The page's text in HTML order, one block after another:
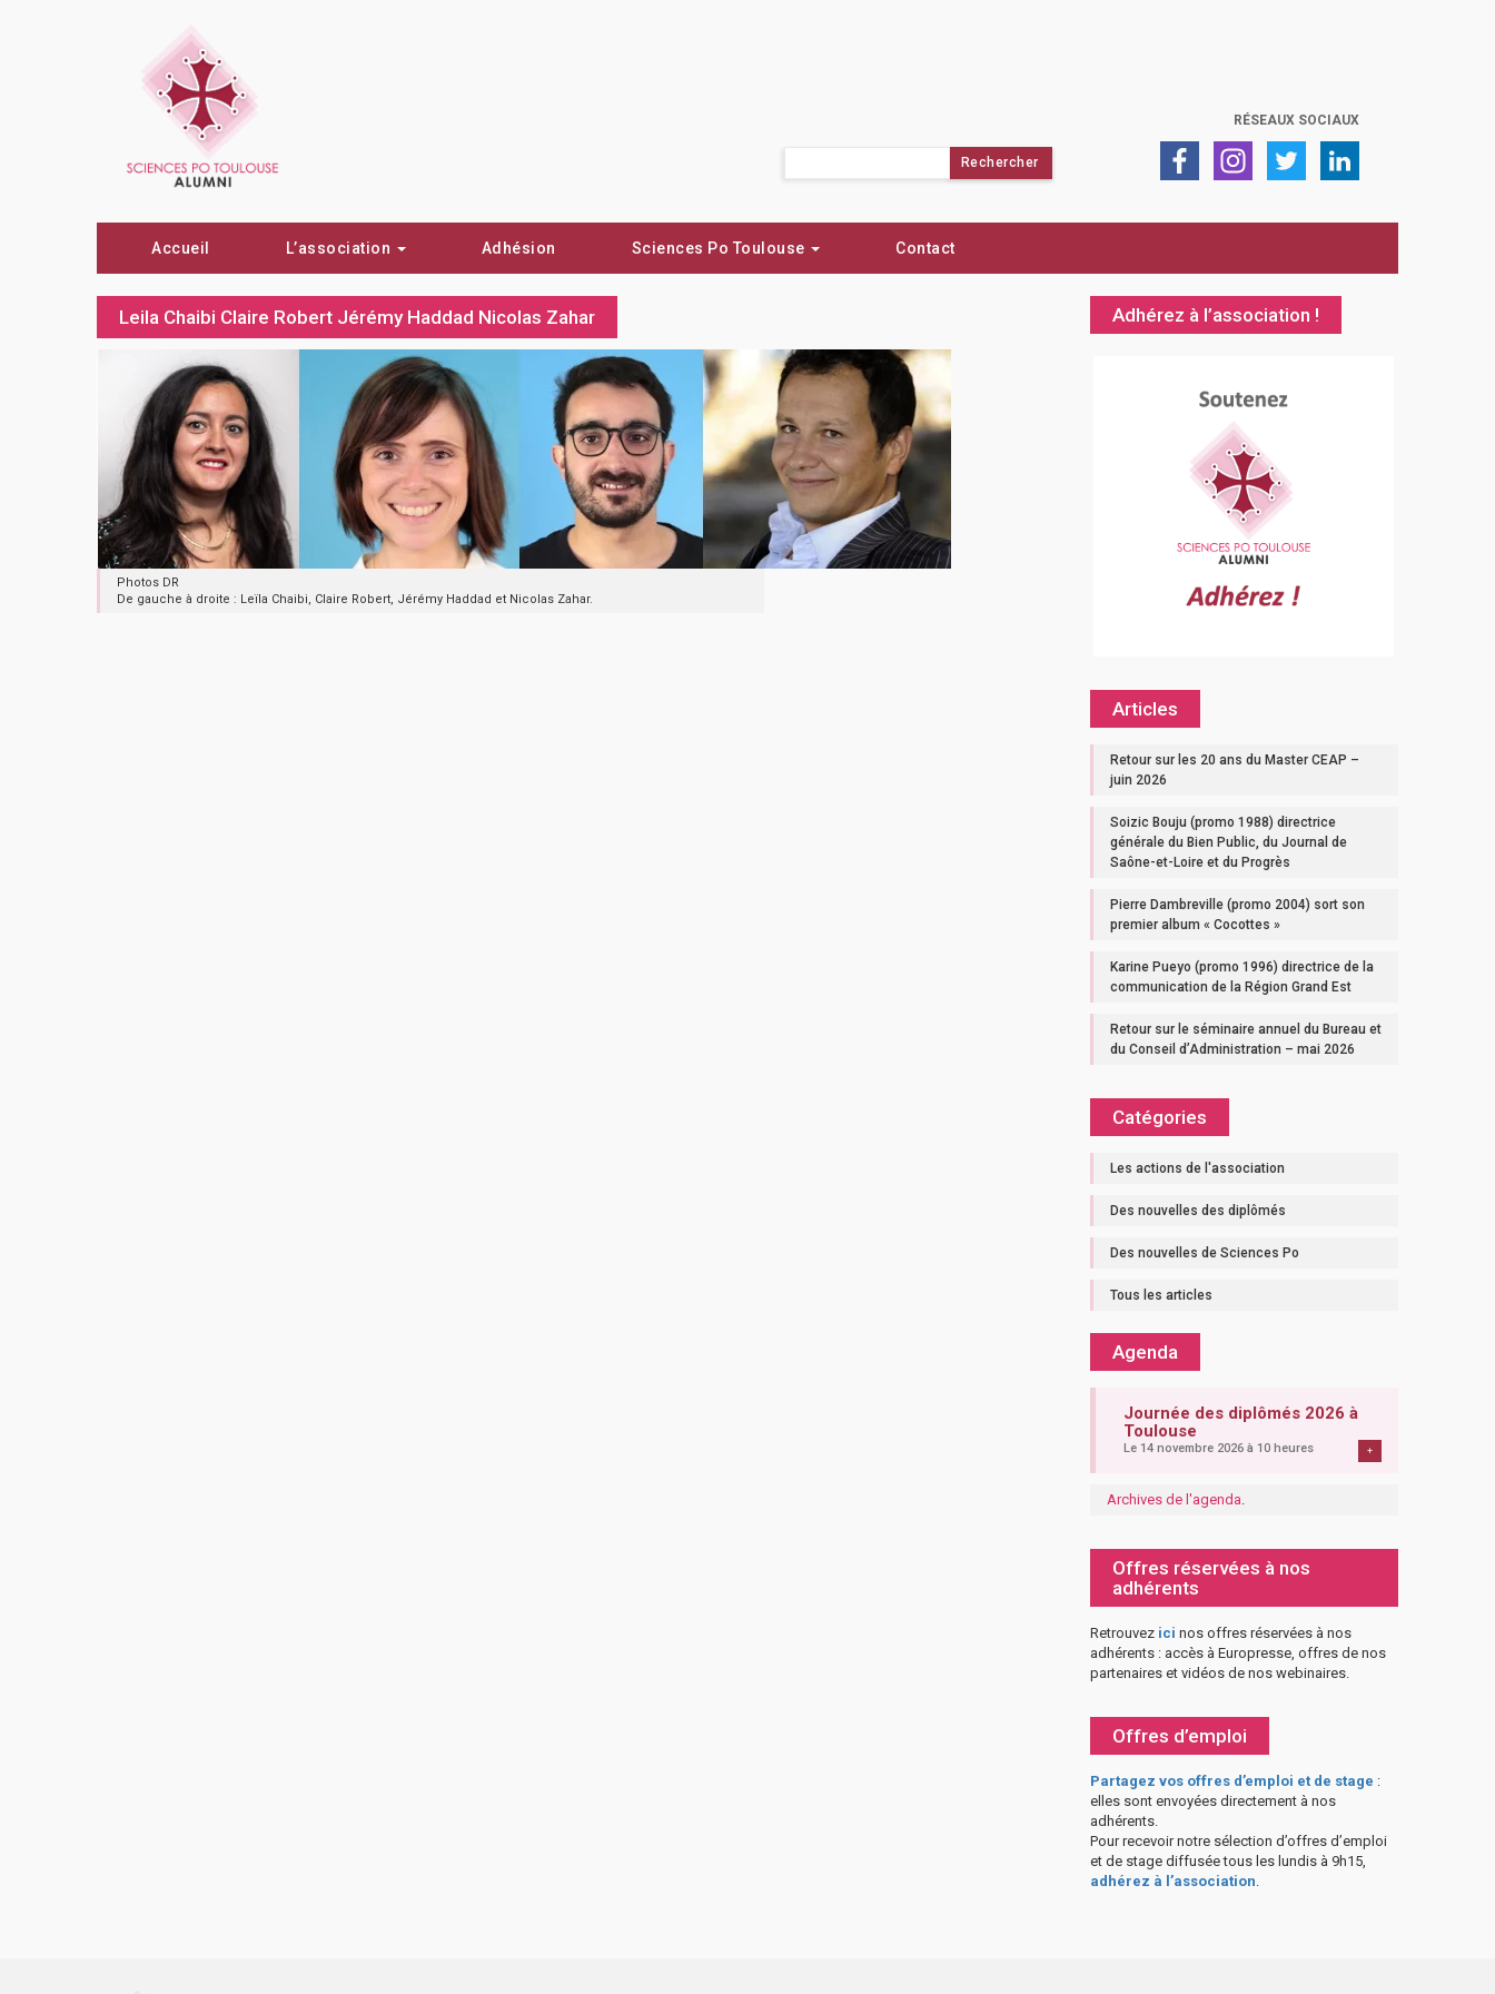
RÉSEAUX SOCIAUX
Accueil L’association Adhésion Sciences Po Toulouse Contact
Leila Chaibi Claire Robert Jérémy Haddad Nicolas Zahar
Photos DR
De gauche à droite : Leïla Chaibi, Claire Robert, Jérémy Haddad et Nicolas Zahar.
Adhérez à l’association !
Articles
Retour sur les 20 ans du Master CEAP –
juin 2026
Soizic Bouju (promo 1988) directrice
générale du Bien Public, du Journal de
Saône-et-Loire et du Progrès
Pierre Dambreville (promo 2004) sort son
premier album « Cocottes »
Karine Pueyo (promo 1996) directrice de la
communication de la Région Grand Est
Retour sur le séminaire annuel du Bureau et
du Conseil d’Administration – mai 2026
Catégories
Les actions de l'association
Des nouvelles des diplômés
Des nouvelles de Sciences Po
Tous les articles
Agenda
Journée des diplômés 2026 à
Toulouse
Le 14 novembre 2026 à 10 heures +
Archives de l'agenda.
Offres réservées à nos
adhérents
Retrouvez ici nos offres réservées à nos
adhérents : accès à Europresse, offres de nos
partenaires et vidéos de nos webinaires.
Offres d’emploi
Partagez vos offres d’emploi et de stage :
elles sont envoyées directement à nos
adhérents.
Pour recevoir notre sélection d’offres d’emploi
et de stage diffusée tous les lundis à 9h15,
adhérez à l’association.